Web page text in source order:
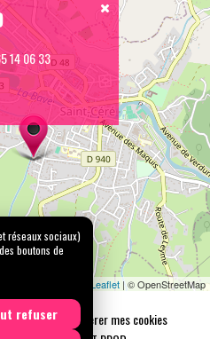
14 06 33
Leaflet | © OpenStreetMap
Gérer mes cookies
réseaux sociaux)
boutons de
refuser